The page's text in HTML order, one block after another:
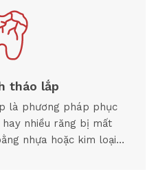
tháo lắp
là phương pháp phục
nhiều răng bị mất
nhựa hoặc kim loại,